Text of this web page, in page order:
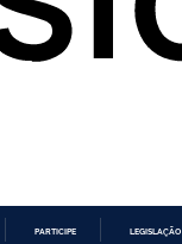
PARTICIPE LEGISLAÇÃO